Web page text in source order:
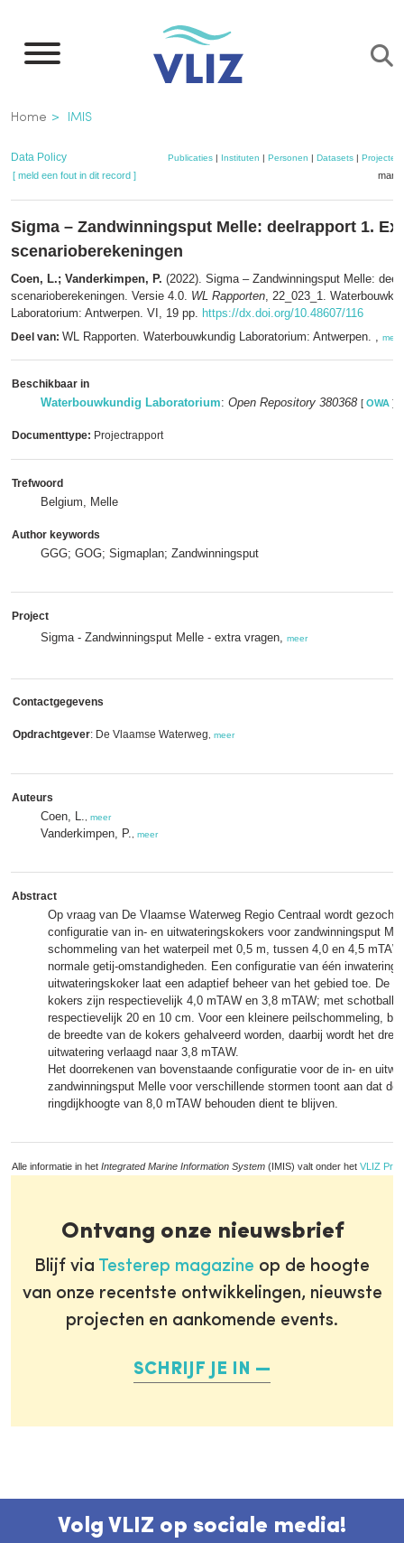
naar
inhoud
gaan
Kruimelpad
Home IMIS
Data Policy Publicaties| Instituten | Personen | Datasets| Projecten
[ meld een fout in dit record ]
Sigma – Zandwinningsput Melle: deelrapport 1.
scenarioberekeningen
Coen, L.; Vanderkimpen, P. (2022). Sigma – Zandwinningsput Melle:
scenarioberekeningen. Versie 4.0. WL Rapporten, 22_023_1.
Laboratorium: Antwerpen. VI, 19 pp. https://dx.doi.org/10.48607/116
Deel van: WL Rapporten. Waterbouwkundig Laboratorium: Antwerpen. , meer
Beschikbaar in
Waterbouwkundig Laboratorium: Open Repository 380368 [ OWA ]
Documenttype: Projectrapport
Trefwoord
Belgium, Melle
Author keywords
GGG; GOG; Sigmaplan; Zandwinningsput
Project
Sigma - Zandwinningsput Melle - extra vragen, meer
Contactgegevens
Opdrachtgever: De Vlaamse Waterweg meer
Auteurs
Coen, L. meer
Vanderkimpen, P. meer
Abstract
Op vraag van De Vlaamse Waterweg Regio Centraal wordt gezocht
configuratie van in- en uitwateringskokers voor zandwinningsput
schommeling van het waterpeil met 0,5 m, tussen 4,0 en 4,5
normale getij-omstandigheden. Een configuratie van één
uitwateringskoker laat een adaptief beheer van het gebied toe. De
kokers zijn respectievelijk 4,0 mTAW en 3,8 mTAW; met
respectievelijk 20 en 10 cm. Voor een kleinere peilschommeling,
de breedte van de kokers gehalveerd worden, daarbij wordt het
uitwatering verlaagd naar 3,8 mTAW.
Het doorrekenen van bovenstaande configuratie voor de in- en
zandwinningsput Melle voor verschillende stormen toont aan dat de
ringdijkhoogte van 8,0 mTAW behouden dient te blijven.
Alle informatie in het Integrated Marine Information System (IMIS) valt onder het VLIZ
Ontvang onze nieuwsbrief
Blijf via Testerep magazine op de hoogte
van onze recentste ontwikkelingen, nieuwste
projecten en aankomende events.
SCHRIJF JE IN
Volg VLIZ op sociale media!